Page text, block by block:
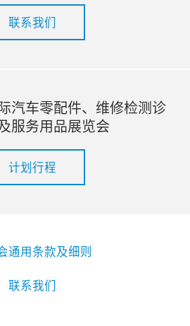
联系我们
汽车零配件、维修检测诊
服务用品展览会
计划行程
通用条款及细则
联系我们